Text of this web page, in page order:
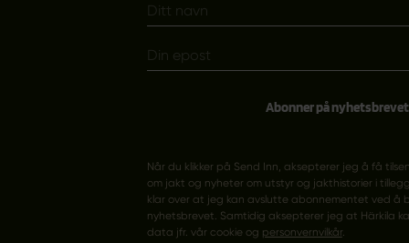
Abonner på
Når du klikker på Send Inn, aksepterer jeg å få
om jakt og nyheter om utstyr og jakthistorier i
klar over at jeg kan avslutte abonnementet ved å
nyhetsbrevet. Samtidig aksepterer jeg at Härkila
data jfr. vår cookie og personvernvilkår.